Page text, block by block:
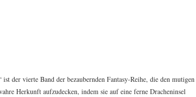
der vierte Band der bezaubernden Fantasy-Reihe, die den mutigen
Herkunft aufzudecken, indem sie auf eine ferne Dracheninsel